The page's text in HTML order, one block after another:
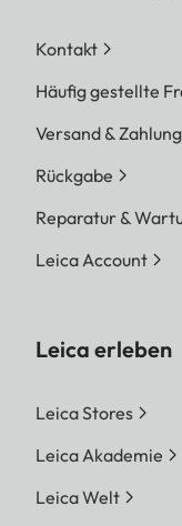
Kontakt
Häufig gestellte
Versand &
Rückgabe
Reparatur &
Leica Account
Leica erleben
Leica Stores
Leica Akademie
Leica Welt